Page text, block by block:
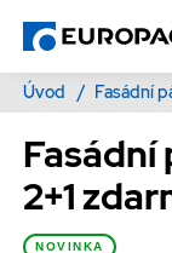
Úvod / Fasádní
Fasádní
2+1
NOVINKA